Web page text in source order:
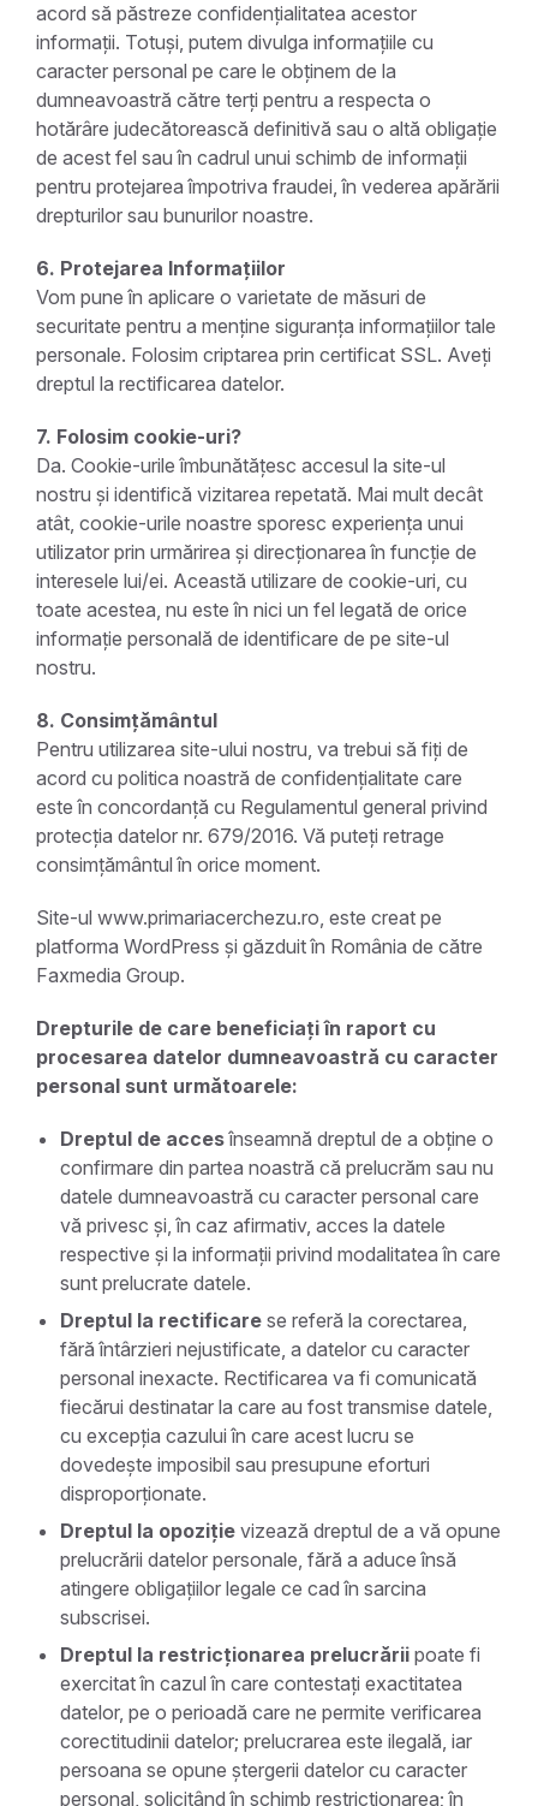
acord să păstreze confidențialitatea acestor
informații. Totuși, putem divulga informațiile cu
caracter personal pe care le obținem de la
dumneavoastră către terți pentru a respecta o
hotărâre judecătorească definitivă sau o altă obligație
de acest fel sau în cadrul unui schimb de informații
pentru protejarea împotriva fraudei, în vederea apărării
drepturilor sau bunurilor noastre.
6. Protejarea Informațiilor
Vom pune în aplicare o varietate de măsuri de
securitate pentru a menține siguranța informațiilor tale
personale. Folosim criptarea prin certificat SSL. Aveți
dreptul la rectificarea datelor.
7. Folosim cookie-uri?
Da. Cookie-urile îmbunătățesc accesul la site-ul
nostru și identifică vizitarea repetată. Mai mult decât
atât, cookie-urile noastre sporesc experiența unui
utilizator prin urmărirea și direcționarea în funcție de
interesele lui/ei. Această utilizare de cookie-uri, cu
toate acestea, nu este în nici un fel legată de orice
informație personală de identificare de pe site-ul
nostru.
8. Consimțământul
Pentru utilizarea site-ului nostru, va trebui să fiți de
acord cu politica noastră de confidențialitate care
este în concordanță cu Regulamentul general privind
protecția datelor nr. 679/2016. Vă puteți retrage
consimțământul în orice moment.
Site-ul www.primariacerchezu.ro, este creat pe
platforma WordPress și găzduit în România de către
Faxmedia Group.
Drepturile de care beneficiați în raport cu
procesarea datelor dumneavoastră cu caracter
personal sunt următoarele:
Dreptul de accesînseamnă dreptul de a obține o
confirmare din partea noastră că prelucrăm sau nu
datele dumneavoastră cu caracter personal care
vă privesc și, în caz afirmativ, acces la datele
respective și la informații privind modalitatea în care
sunt prelucrate datele.
Dreptul la rectificare se referă la corectarea,
fără întârzieri nejustificate, a datelor cu caracter
personal inexacte. Rectificarea va fi comunicată
fiecărui destinatar la care au fost transmise datele,
cu excepția cazului în care acest lucru se
dovedește imposibil sau presupune eforturi
disproporționate.
Dreptul la opoziție vizează dreptul de a vă opune
prelucrării datelor personale, fără a aduce însă
atingere obligațiilor legale ce cad în sarcina
subscrisei.
Dreptul la restricționarea prelucrării poate fi
exercitat în cazul în care contestați exactitatea
datelor, pe o perioadă care ne permite verificarea
corectitudinii datelor; prelucrarea este ilegală, iar
persoana se opune ștergerii datelor cu caracter
personal, solicitând în schimb restricționarea; în